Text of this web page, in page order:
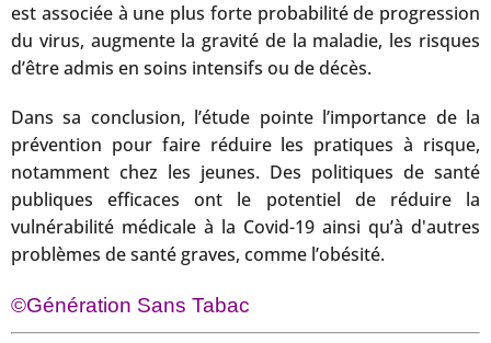
est associée à une plus forte probabilité de progression
du virus, augmente la gravité de la maladie, les risques
d’être admis en soins intensifs ou de décès.
Dans sa conclusion, l’étude pointe l’importance de la
prévention pour faire réduire les pratiques à risque,
notamment chez les jeunes. Des politiques de santé
publiques efficaces ont le potentiel de réduire la
vulnérabilité médicale à la Covid-19 ainsi qu’à d'autres
problèmes de santé graves, comme l’obésité.
©Génération Sans Tabac